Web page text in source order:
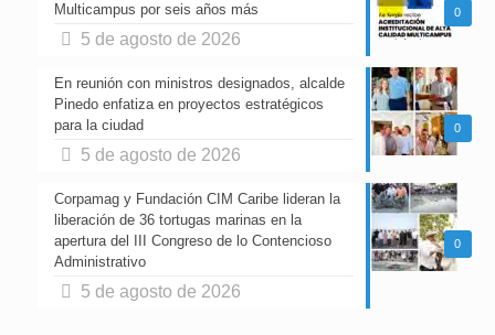
0
Multicampus por seis años más
5 de agosto de 2026
0
En reunión con ministros designados, alcalde
Pinedo enfatiza en proyectos estratégicos
para la ciudad
5 de agosto de 2026
0
Corpamag y Fundación CIM Caribe lideran la
liberación de 36 tortugas marinas en la
apertura del III Congreso de lo Contencioso
Administrativo
5 de agosto de 2026